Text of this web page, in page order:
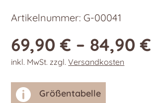
Artikelnummer: G-00041
69,90€ – 84,90€
inkl. MwSt. zzgl.Versandkosten
 Größentabelle